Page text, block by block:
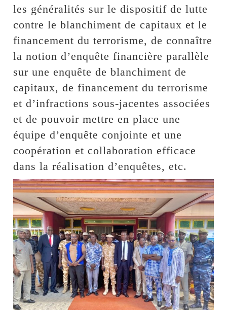
les généralités sur le dispositif de lutte
contre le blanchiment de capitaux et le
financement du terrorisme, de connaître
la notion d’enquête financière parallèle
sur une enquête de blanchiment de
capitaux, de financement du terrorisme
et d’infractions sous-jacentes associées
et de pouvoir mettre en place une
équipe d’enquête conjointe et une
coopération et collaboration efficace
dans la réalisation d’enquêtes, etc.